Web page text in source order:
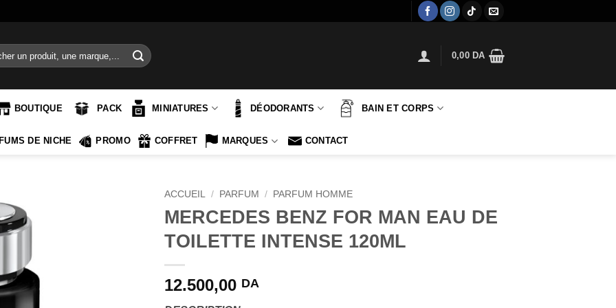
0,00 DA
BOUTIQUE PACK MINIATURES DÉODORANTS BAIN ET CORPS
DE NICHE PROMO COFFRET MARQUES CONTACT
ACCUEIL / PARFUM / PARFUM HOMME
MERCEDES BENZ FOR MAN EAU DE
TOILETTE INTENSE 120ML
12.500,00 DA